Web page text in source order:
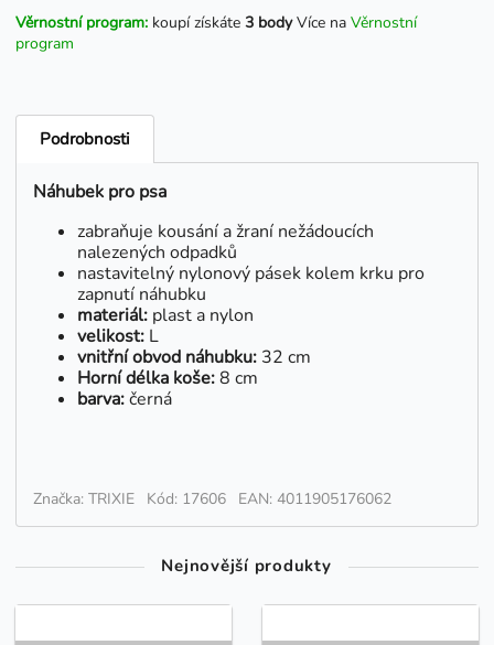
Věrnostní program: koupí získáte 3 bodyVíce na Věrnostní
program
Podrobnosti
Náhubek pro psa
zabraňuje kousání a žraní nežádoucích
nalezených odpadků
nastavitelný nylonový pásek kolem krku pro
zapnutí náhubku
materiál: plast a nylon
velikost: L
vnitřní obvod náhubku: 32 cm
Horní délka koše:8 cm
barva:černá
Značka: TRIXIE Kód: 17606 EAN: 4011905176062
Nejnovější produkty